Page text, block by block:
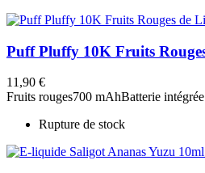
Puff Pluffy 10K Fruits
11,90 €
Fruits rouges700 mAhBatterie intégrée
Rupture de stock